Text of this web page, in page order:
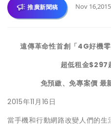
推廣新聞稿 Nov 16,2015
遠傳革命性首創「4G好機
超低租金$297
免預繳、免專案價 最
2015年11月16日
當手機和行動網路改變人們的